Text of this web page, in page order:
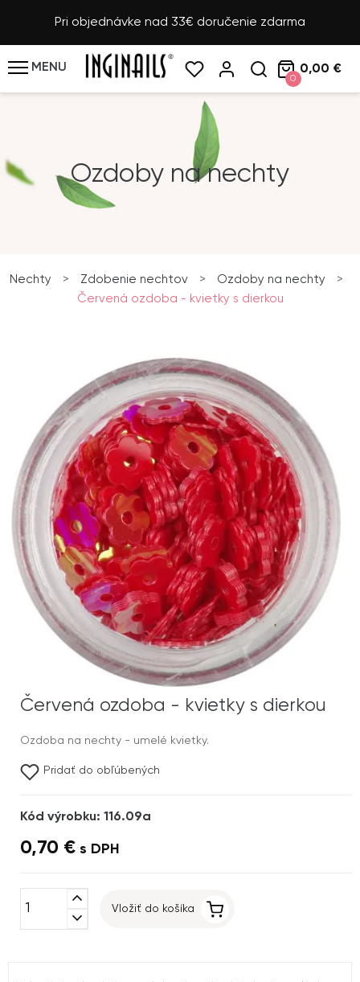
Pri objednávke nad 33€ doručenie zdarma
MENU
0
0,00 €
Ozdoby na nechty
Nechty > Zdobenie nechtov > Ozdoby na nechty
>
Červená ozdoba - kvietky s dierkou
Červená ozdoba - kvietky s dierkou
Ozdoba na nechty - umelé kvietky.
Pridať do obľúbených
Kód výrobku: 116.09a
0,70 € s DPH
expand_less
expand_more
Vložiť do košíka